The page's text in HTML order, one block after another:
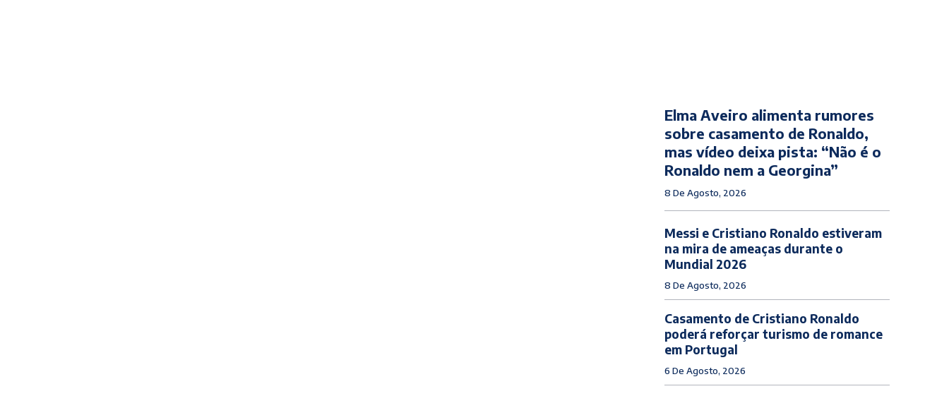
Elma Aveiro alimenta rumores
sobre casamento de Ronaldo,
mas vídeo deixa pista: “Não é o
Ronaldo nem a Georgina”
8 De Agosto, 2026
Messi e Cristiano Ronaldo estiveram
na mira de ameaças durante o
Mundial 2026
8 De Agosto, 2026
Casamento de Cristiano Ronaldo
poderá reforçar turismo de romance
em Portugal
6 De Agosto, 2026